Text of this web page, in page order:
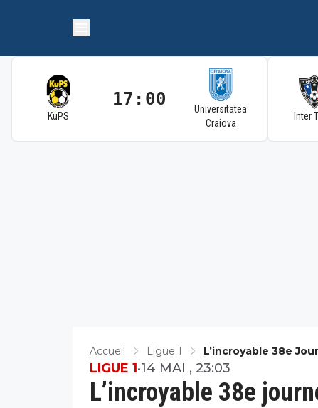
KuPS
17:00
Universitatea
Craiova
Inter
Accueil Ligue 1 L’incroyable 38e
L’incroyable 38e
LIGUE 1•14 MAI , 23:03